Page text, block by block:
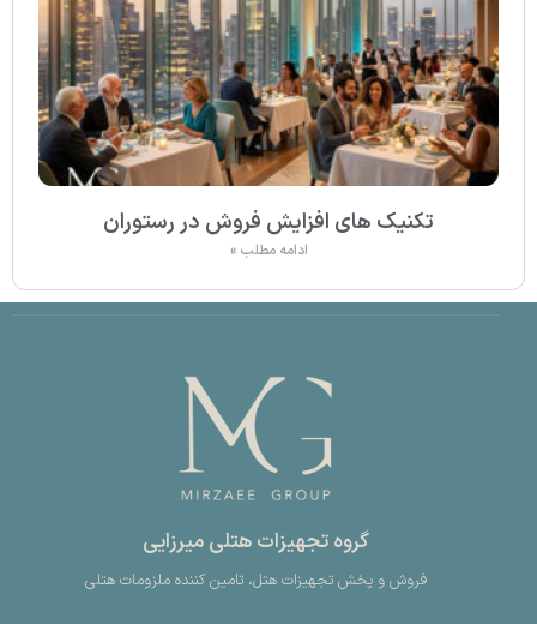
تکنیک های افزایش فروش در رستوران
ادامه مطلب »
گروه تجهیزات هتلی میرزایی
فروش و پخش تجهیزات هتل، تامین کننده ملزومات هتلی